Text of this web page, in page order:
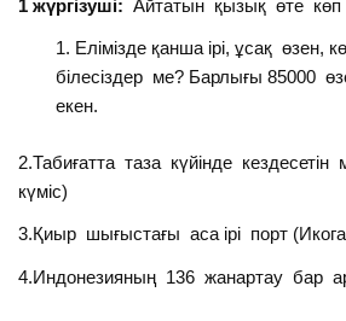
1 жүргізуші: Айтатын қызық өте
Елімізде қанша ірі, ұсақ өзен,
білесіздер ме? Барлығы 85000
екен.
2.Табиғатта таза күйінде
күміс)
3.Қиыр шығыстағы аса ірі порт
4.Индонезияның 136 жанартау бар